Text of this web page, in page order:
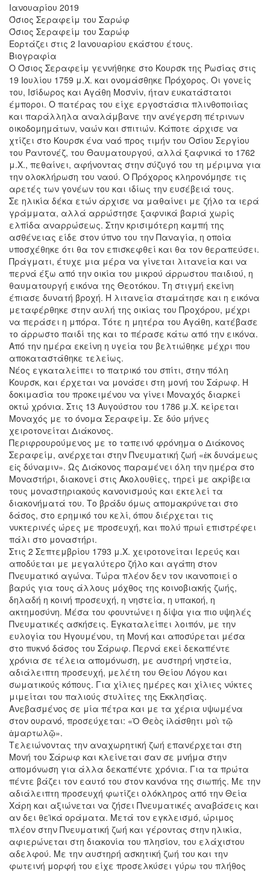
Ιανουαρίου 2019
Όσιος Σεραφείμ του Σαρώφ
Όσιος Σεραφείμ του Σαρώφ
Εορτάζει στις 2 Ιανουαρίου εκάστου έτους.
Βιογραφία
Ο Όσιος Σεραφείμ γεννήθηκε στο Κουρσκ της Ρωσίας στις
19 Ιουλίου 1759 μ.Χ. και ονομάσθηκε Πρόχορος. Οι γονείς
του, Ισίδωρος και Αγάθη Μοσνίν, ήταν ευκατάστατοι
έμποροι. Ο πατέρας του είχε εργοστάσια πλινθοποιίας
και παράλληλα αναλάμβανε την ανέγερση πέτρινων
οικοδομημάτων, ναών και σπιτιών. Κάποτε άρχισε να
χτίζει στο Κουρσκ ένα ναό προς τιμήν του Οσίου Σεργίου
του Ραντονέζ, του Θαυματουργού, αλλά ξαφνικά το 1762
μ.Χ., πεθαίνει, αφήνοντας στην σύζυγό του τη μέριμνα για
την ολοκλήρωση του ναού. Ο Πρόχορος κληρονόμησε τις
αρετές των γονέων του και ιδίως την ευσέβειά τους.
Σε ηλικία δέκα ετών άρχισε να μαθαίνει με ζήλο τα ιερά
γράμματα, αλλά αρρώστησε ξαφνικά βαριά χωρίς
ελπίδα αναρρώσεως. Στην κρισιμότερη καμπή της
ασθένειας είδε στον ύπνο του την Παναγία, η οποία
υποσχέθηκε ότι θα τον επισκεφθεί και θα τον θεραπεύσει.
Πράγματι, έτυχε μια μέρα να γίνεται λιτανεία και να
περνά έξω από την οικία του μικρού άρρωστου παιδιού, η
θαυματουργή εικόνα της Θεοτόκου. Τη στιγμή εκείνη
έπιασε δυνατή βροχή. Η λιτανεία σταμάτησε και η εικόνα
μεταφέρθηκε στην αυλή της οικίας του Προχόρου, μέχρι
να περάσει η μπόρα. Τότε η μητέρα του Αγάθη, κατέβασε
το άρρωστο παιδί της και το πέρασε κάτω από την εικόνα.
Από την ημέρα εκείνη η υγεία του βελτιώθηκε μέχρι που
αποκαταστάθηκε τελείως.
Νέος εγκαταλείπει το πατρικό του σπίτι, στην πόλη
Κουρσκ, και έρχεται να μονάσει στη μονή του Σάρωφ. Η
δοκιμασία του προκειμένου να γίνει Μοναχός διαρκεί
οκτώ χρόνια. Στις 13 Αυγούστου του 1786 μ.Χ. κείρεται
Μοναχός με το όνομα Σεραφείμ. Σε δύο μήνες
χειροτονείται Διάκονος.
Περιφρουρούμενος με το ταπεινό φρόνημα ο Διάκονος
Σεραφείμ, ανέρχεται στην Πνευματική ζωή «ἐκ δυνάμεως
εἰς δύναμιν». Ως Διάκονος παραμένει όλη την ημέρα στο
Μοναστήρι, διακονεί στις Ακολουθίες, τηρεί με ακρίβεια
τους μοναστηριακούς κανονισμούς και εκτελεί τα
διακονήματά του. Το βράδυ όμως απομακρύνεται στο
δάσος, στο ερημικό του κελί, όπου διέρχεται τις
νυκτερινές ώρες με προσευχή, και πολύ πρωί επιστρέφει
πάλι στο μοναστήρι.
Στις 2 Σεπτεμβρίου 1793 μ.Χ. χειροτονείται Ιερεύς και
αποδύεται με μεγαλύτερο ζήλο και αγάπη στον
Πνευματικό αγώνα. Τώρα πλέον δεν τον ικανοποιεί ο
βαρύς για τους άλλους μόχθος της κοινοβιακής ζωής,
δηλαδή η κοινή προσευχή, η νηστεία, η υπακοή, η
ακτημοσύνη. Μέσα του φουντώνει η δίψα για πιο υψηλές
Πνευματικές ασκήσεις. Εγκαταλείπει λοιπόν, με την
ευλογία του Ηγουμένου, τη Μονή και αποσύρεται μέσα
στο πυκνό δάσος του Σάρωφ. Περνά εκεί δεκαπέντε
χρόνια σε τέλεια απομόνωση, με αυστηρή νηστεία,
αδιάλειπτη προσευχή, μελέτη του Θείου Λόγου και
σωματικούς κόπους. Για χίλιες ημέρες και χίλιες νύκτες
μιμείται του παλιούς στυλίτες της Εκκλησίας.
Ανεβασμένος σε μία πέτρα και με τα χέρια υψωμένα
στον ουρανό, προσεύχεται: «Ὁ Θεὸς ἰλάσθητι μοὶ τῷ
ἁμαρτωλῷ».
Τελειώνοντας την αναχωρητική ζωή επανέρχεται στη
Μονή του Σάρωφ και κλείνεται σαν σε μνήμα στην
απομόνωση για άλλα δεκαπέντε χρόνια. Για τα πρώτα
πέντε βάζει τον εαυτό του στον κανόνα της σιωπής. Με την
αδιάλειπτη προσευχή φωτίζει ολόκληρος από την Θεία
Χάρη και αξιώνεται να ζήσει Πνευματικές αναβάσεις και
αν δει θεϊκά οράματα. Μετά τον εγκλεισμό, ώριμος
πλέον στην Πνευματική ζωή και γέροντας στην ηλικία,
αφιερώνεται στη διακονία του πλησίον, του ελάχιστου
αδελφού. Με την αυστηρή ασκητική ζωή του και την
φωτεινή μορφή του είχε προσελκύσει γύρω του πλήθος